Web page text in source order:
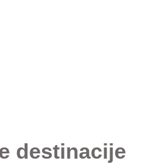
destinacije